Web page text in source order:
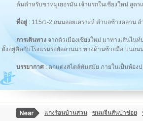
ต้นตำหรับขาหมูเยอรมัน เจ้าแรกในเชียงใหม่ สูตร
ที่อยู่ : 115/1-2 ถนนลอยเคราะห์ ตำบลช้างคลาน อ
การเดินทาง จากตัวเมืองเชียงใหม่ มาทางเส้นไน
ตั้งอยู่ติดกับโรงแรมรอยัลลานนา ทางด้านซ้ายมือ บนถน
บรรยากาศ: ตกแต่งสไตล์ทันสมัย ภายในเป็นห้อง
แกงร้อนบ้านสวน ขนมจีนสันป่าข่อย